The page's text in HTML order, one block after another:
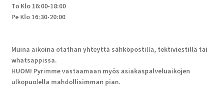
To Klo 16:00-18:00
Pe Klo 16:30-20:00
Muina aikoina otathan yhteyttä sähköpostilla, tektiviestillä tai
whatsappissa.
HUOM! Pyrimme vastaamaan myös asiakaspalveluaikojen
ulkopuolella mahdollisimman pian.